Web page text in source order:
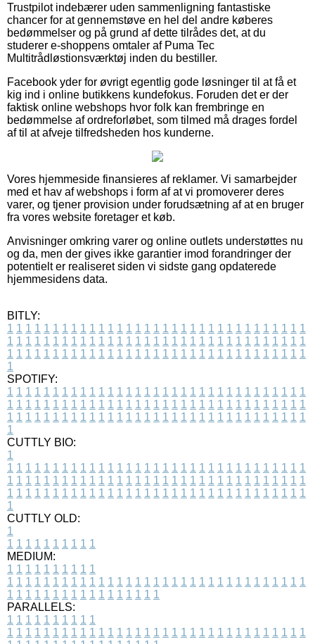
Trustpilot indebærer uden sammenligning fantastiske
chancer for at gennemstøve en hel del andre køberes
bedømmelser og på grund af dette tilrådes det, at du
studerer e-shoppens omtaler af Puma Tec
Multitrådløstionsværktøj inden du bestiller.
Facebook yder for øvrigt egentlig gode løsninger til at få et
kig ind i online butikkens kundefokus. Foruden det er der
faktisk online webshops hvor folk kan frembringe en
bedømmelse af ordreforløbet, som tilmed må drages fordel
af til at afveje tilfredsheden hos kunderne.
Vores hjemmeside finansieres af reklamer. Vi samarbejder
med et hav af webshops i form af at vi promoverer deres
varer, og tjener provision under forudsætning af at en bruger
fra vores website foretager et køb.
Anvisninger omkring varer og online outlets understøttes nu
og da, men der gives ikke garantier imod forandringer der
potentielt er realiseret siden vi sidste gang opdaterede
hjemmesidens data.
BITLY:
1 1 1 1 1 1 1 1 1 1 1 1 1 1 1 1 1 1 1 1 1 1 1 1 1 1 1 1 1 1 1 1 1
1 1 1 1 1 1 1 1 1 1 1 1 1 1 1 1 1 1 1 1 1 1 1 1 1 1 1 1 1 1 1 1 1
1 1 1 1 1 1 1 1 1 1 1 1 1 1 1 1 1 1 1 1 1 1 1 1 1 1 1 1 1 1 1 1 1
1
SPOTIFY:
1 1 1 1 1 1 1 1 1 1 1 1 1 1 1 1 1 1 1 1 1 1 1 1 1 1 1 1 1 1 1 1 1
1 1 1 1 1 1 1 1 1 1 1 1 1 1 1 1 1 1 1 1 1 1 1 1 1 1 1 1 1 1 1 1 1
1 1 1 1 1 1 1 1 1 1 1 1 1 1 1 1 1 1 1 1 1 1 1 1 1 1 1 1 1 1 1 1 1
1
CUTTLY BIO:
1
1 1 1 1 1 1 1 1 1 1 1 1 1 1 1 1 1 1 1 1 1 1 1 1 1 1 1 1 1 1 1 1 1
1 1 1 1 1 1 1 1 1 1 1 1 1 1 1 1 1 1 1 1 1 1 1 1 1 1 1 1 1 1 1 1 1
1 1 1 1 1 1 1 1 1 1 1 1 1 1 1 1 1 1 1 1 1 1 1 1 1 1 1 1 1 1 1 1 1
1
CUTTLY OLD:
1
1 1 1 1 1 1 1 1 1 1
MEDIUM:
1 1 1 1 1 1 1 1 1 1
1 1 1 1 1 1 1 1 1 1 1 1 1 1 1 1 1 1 1 1 1 1 1 1 1 1 1 1 1 1 1 1 1
1 1 1 1 1 1 1 1 1 1 1 1 1 1 1 1 1
PARALLELS:
1 1 1 1 1 1 1 1 1 1
1 1 1 1 1 1 1 1 1 1 1 1 1 1 1 1 1 1 1 1 1 1 1 1 1 1 1 1 1 1 1 1 1